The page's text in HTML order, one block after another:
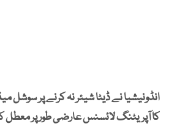
انڈونیشیا نے ڈیٹا شیئر نہ کرنے پر سوشل
کا آپریٹنگ لائسنس عارضی طور پر معطل